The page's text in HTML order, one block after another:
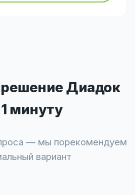
Диадок
1 минуту
— мы порекомендуем
вариант